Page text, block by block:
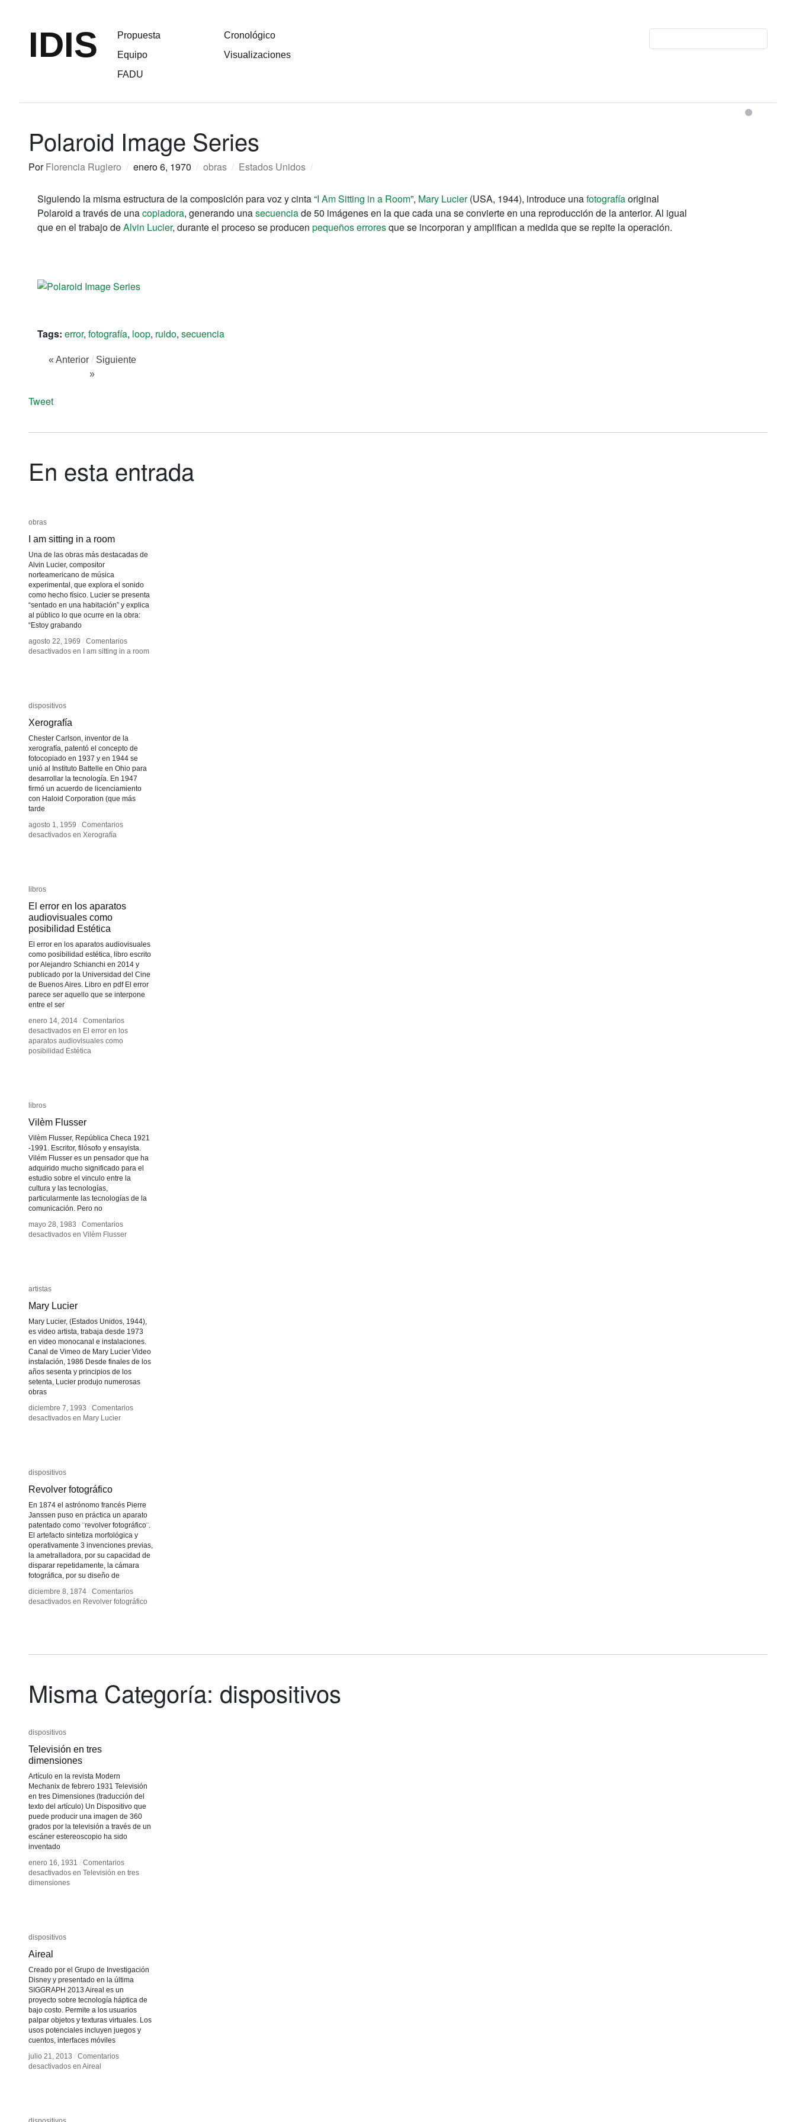
IDIS
Propuesta
Equipo
FADU
Cronológico
Visualizaciones
Polaroid Image Series
PorFlorencia Rugiero / enero 6, 1970 / obras / Estados Unidos /
Siguiendo la misma estructura de lacomposición para voz y cinta“I Am Sitting in a Room”, Mary Lucier(USA, 1944), introduce unafotografíaoriginal
Polaroid a través de unacopiadora, generando unasecuenciade 50 imágenes en la que cada una se convierte en una reproducción de la anterior. Al igual
que en el trabajo deAlvin Lucier, durante el proceso se producen pequeños erroresque se incorporan y amplifican a medida que se repite la operación.
Tags: error, fotografía, loop, ruido, secuencia
« Anterior / Siguiente
»
Tweet
En esta entrada
obras
I am sitting in a room
Una de las obras más destacadas de
Alvin Lucier, compositor
norteamericano de música
experimental, que explora el sonido
como hecho físico. Lucier se presenta
“sentado en una habitación” y explica
al público lo que ocurre en la obra:
“Estoy grabando
agosto 22, 1969 / Comentarios
desactivados en I am sitting in a room
obras
I am sitting in a room
agosto 22, 1969 / Comentarios
desactivados en I am sitting in a room
dispositivos
Xerografía
Chester Carlson, inventor de la
xerografía, patentó el concepto de
fotocopiado en 1937 y en 1944 se
unió al Instituto Battelle en Ohio para
desarrollar la tecnología. En 1947
firmó un acuerdo de licenciamiento
con Haloid Corporation (que más
tarde
agosto 1, 1959 / Comentarios
desactivados en Xerografía
dispositivos
Xerografía
agosto 1, 1959 / Comentarios
desactivados en Xerografía
libros
El error en los aparatos
audiovisuales como
posibilidad Estética
El error en los aparatos audiovisuales
como posibilidad estética, libro escrito
por Alejandro Schianchi en 2014 y
publicado por la Universidad del Cine
de Buenos Aires. Libro en pdf El error
parece ser aquello que se interpone
entre el ser
enero 14, 2014 / Comentarios
desactivados en El error en los
aparatos audiovisuales como
posibilidad Estética
libros
El error en los aparatos
audiovisuales como
posibilidad Estética
enero 14, 2014 / Comentarios
desactivados en El error en los
aparatos audiovisuales como
posibilidad Estética
libros
Vilèm Flusser
Vilèm Flusser, República Checa 1921
-1991. Escritor, filósofo y ensayista.
Vilém Flusser es un pensador que ha
adquirido mucho significado para el
estudio sobre el vinculo entre la
cultura y las tecnologías,
particularmente las tecnologías de la
comunicación. Pero no
mayo 28, 1983 / Comentarios
desactivados en Vilèm Flusser
libros
Vilèm Flusser
mayo 28, 1983 / Comentarios
desactivados en Vilèm Flusser
artistas
Mary Lucier
Mary Lucier, (Estados Unidos, 1944),
es video artista, trabaja desde 1973
en video monocanal e instalaciones.
Canal de Vimeo de Mary Lucier Video
instalación, 1986 Desde finales de los
años sesenta y principios de los
setenta, Lucier produjo numerosas
obras
diciembre 7, 1993 / Comentarios
desactivados en Mary Lucier
artistas
Mary Lucier
diciembre 7, 1993 / Comentarios
desactivados en Mary Lucier
dispositivos
Revolver fotográfico
En 1874 el astrónomo francés Pierre
Janssen puso en práctica un aparato
patentado como ¨revolver fotográfico¨.
El artefacto sintetiza morfológica y
operativamente 3 invenciones previas,
la ametralladora, por su capacidad de
disparar repetidamente, la cámara
fotográfica, por su diseño de
diciembre 8, 1874 / Comentarios
desactivados en Revolver fotográfico
dispositivos
Revolver fotográfico
diciembre 8, 1874 / Comentarios
desactivados en Revolver fotográfico
Misma Categoría: dispositivos
dispositivos
Televisión en tres
dimensiones
Artículo en la revista Modern
Mechanix de febrero 1931 Televisión
en tres Dimensiones (traducción del
texto del artículo) Un Dispositivo que
puede producir una imagen de 360
grados por la televisión a través de un
escáner estereoscopio ha sido
inventado
enero 16, 1931 / Comentarios
desactivados en Televisión en tres
dimensiones
dispositivos
Televisión en tres
dimensiones
enero 16, 1931 / Comentarios
desactivados en Televisión en tres
dimensiones
dispositivos
Aireal
Creado por el Grupo de Investigación
Disney y presentado en la última
SIGGRAPH 2013 Aireal es un
proyecto sobre tecnología háptica de
bajo costo. Permite a los usuarios
palpar objetos y texturas virtuales. Los
usos potenciales incluyen juegos y
cuentos, interfaces móviles
julio 21, 2013 / Comentarios
desactivados en Aireal
dispositivos
Aireal
julio 21, 2013 / Comentarios
desactivados en Aireal